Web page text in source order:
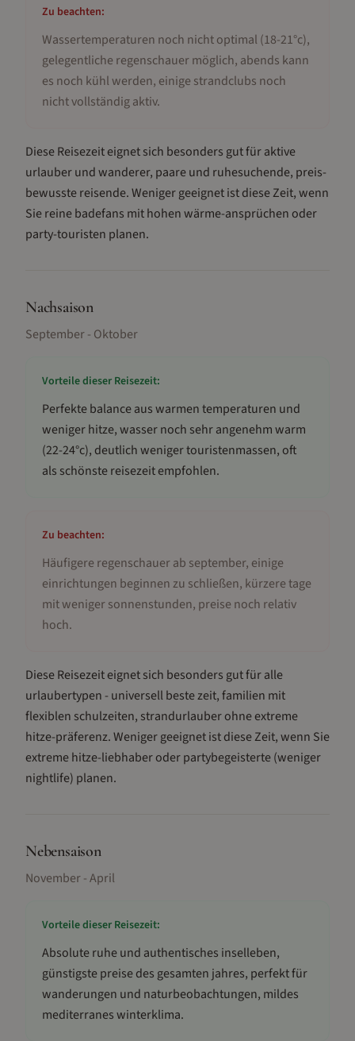
Zu beachten:
Wassertemperaturen noch nicht optimal (18-21°c),
gelegentliche regenschauer möglich, abends kann
es noch kühl werden, einige strandclubs noch
nicht vollständig aktiv.
Diese Reisezeit eignet sich besonders gut füraktive
urlauber und wanderer, paare und ruhesuchende, preis-
bewusste reisende.Weniger geeignet ist diese Zeit, wenn
Sie reine badefans mit hohen wärme-ansprüchen oder
party-touristen planen.
Nachsaison
September - Oktober
Vorteile dieser Reisezeit:
Perfekte balance aus warmen temperaturen und
weniger hitze, wasser noch sehr angenehm warm
(22-24°c), deutlich weniger touristenmassen, oft
als schönste reisezeit empfohlen.
Zu beachten:
Häufigere regenschauer ab september, einige
einrichtungen beginnen zu schließen, kürzere tage
mit weniger sonnenstunden, preise noch relativ
hoch.
Diese Reisezeit eignet sich besonders gut füralle
urlaubertypen - universell beste zeit, familien mit
flexiblen schulzeiten, strandurlauber ohne extreme
hitze-präferenz.Weniger geeignet ist diese Zeit, wenn Sie
extreme hitze-liebhaber oder partybegeisterte (weniger
nightlife) planen.
Nebensaison
November - April
Vorteile dieser Reisezeit:
Absolute ruhe und authentisches inselleben,
günstigste preise des gesamten jahres, perfekt für
wanderungen und naturbeobachtungen, mildes
mediterranes winterklima.